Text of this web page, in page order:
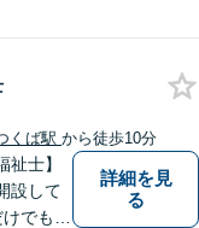
力い
相談く
くば駅 から徒歩10分
祉士】
設して
でも、
詳細を見
る